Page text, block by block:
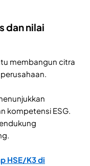
dan nilai
membangun citra
kompetensi ESG.
HSE/K3 di